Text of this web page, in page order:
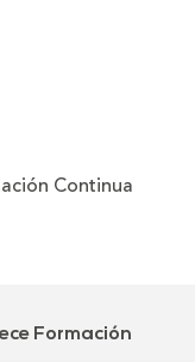
Continua
Formación